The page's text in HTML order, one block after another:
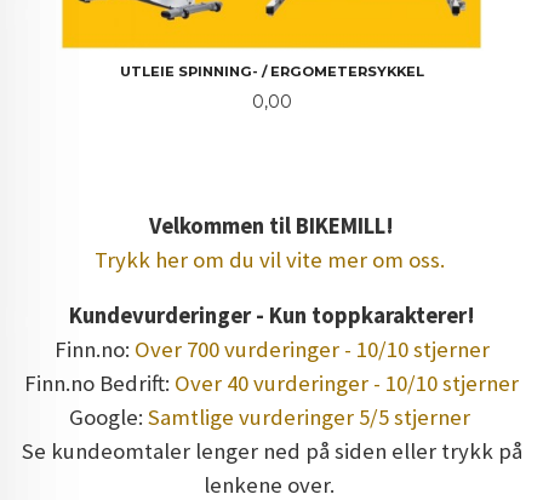
UTLEIE SPINNING- / ERGOMETERSYKKEL
Pris
0,00
Velkommen til BIKEMILL!
Trykk her om du vil vite mer om oss.
Kundevurderinger - Kun toppkarakterer!
Finn.no: Over 700 vurderinger - 10/10 stjerner
Finn.no Bedrift: Over 40 vurderinger - 10/10 stjerner
Google: Samtlige vurderinger 5/5 stjerner
Se kundeomtaler lenger ned på siden eller trykk på
lenkene over.